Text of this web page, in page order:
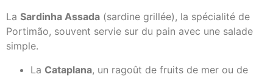
La Sardinha Assada (sardine grillée), la spécialité de
Portimão, souvent servie sur du pain avec une salade
simple.
La Cataplana, un ragoût de fruits de mer ou de